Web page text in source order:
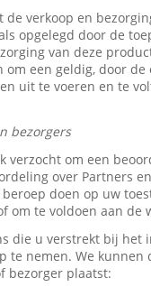
verkoop en
opgelegd door de
van deze
om een geldig, door
uit te voeren en te
bezorgers
om een
over Partners
doen op uw
om te voldoen aan de
die u verstrekt bij
te nemen. We
bezorger plaatst: